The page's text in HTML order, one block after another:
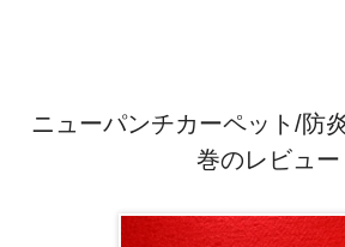
ニューパンチカーペット/防
巻のレビュー